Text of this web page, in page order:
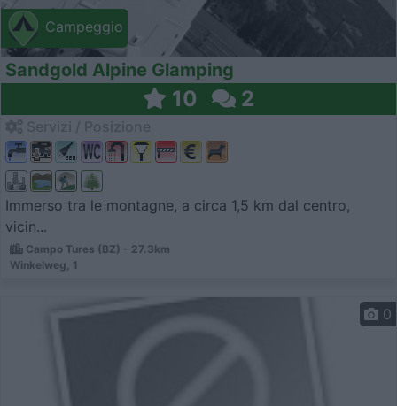
Campeggio
Sandgold Alpine Glamping
10 2
Immerso tra le montagne, a circa 1,5 km dal centro,
vicin...
Campo Tures (BZ) - 27.3km
Winkelweg, 1
0